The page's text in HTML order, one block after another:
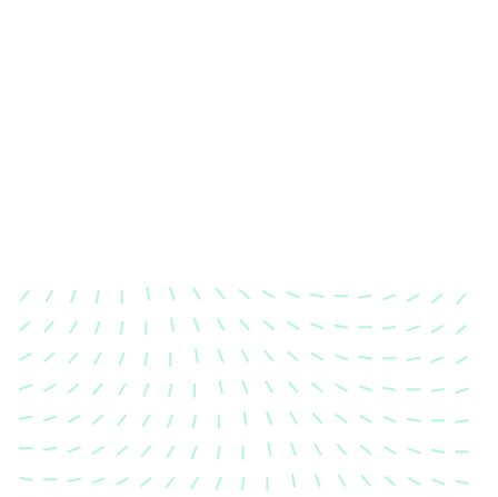
Unfallinstandsetzung -
Smartrepair